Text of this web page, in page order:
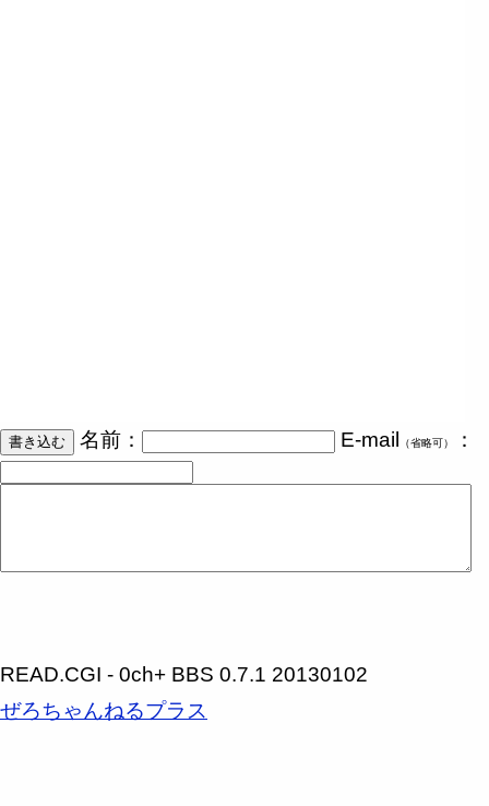
名前： E-mail （省略可） ：
READ.CGI - 0ch+ BBS 0.7.1 20130102
ぜろちゃんねるプラス